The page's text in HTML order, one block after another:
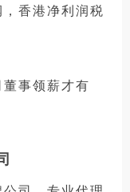
香港净利润税
事领薪才有